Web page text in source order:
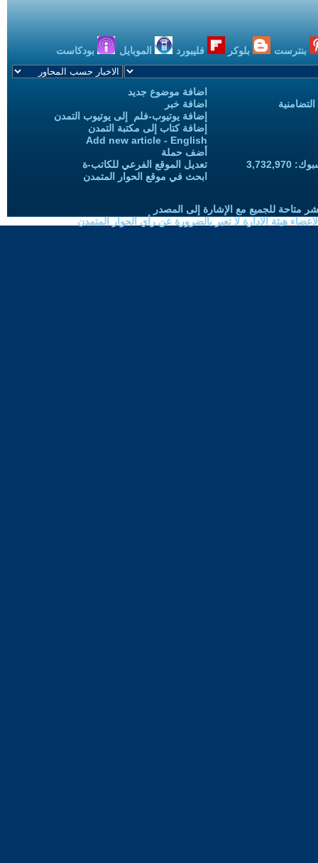
بنترست بلوكر فليبورد الموبايل بودكاست
اضافة موضوع جديد
اضافة خبر
إضافة يوتيوب-فلم إلى يوتيوب التمدن
إضافة كتاب إلى مكتبة التمدن
Add new article - English
أضف حملة
تعديل الموقع الفرعي للكاتب-ة
ابحث في موقع الحوار المتمدن
متاحة للجميع مع الإشارة إلى المصدر
هيئة الادارة لا تعبر بالضرورة عن رأي الحوار المتمدن